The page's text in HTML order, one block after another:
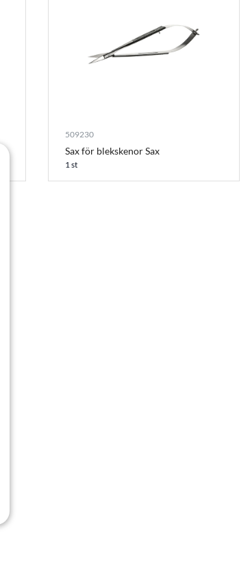
509230
Sax för blekskenor Sax
1 st